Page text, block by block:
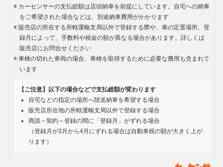
カーセンサーの支払総額は店頭納車を前提にしています。自宅への納車
をご希望された場合などは、別途納車費用がかかります
販売店の所在する所轄運輸支局以外で登録する際や、車の定置場所、登
録月によって、手数料や税金の額が異なる場合があります。詳しくは
販売店にお問合せください
車検の切れた車両の場合、車検を取得するために必要な費用も含まれて
います
【ご注意】以下の場合などで支払総額が変わります
自宅などの指定の場所へ陸送納車を希望する場合
販売店所在地の所轄運輸支局以外で登録する場合
商談～契約～登録の間に「登録月」がずれる場合
（登録月が3月から4月にずれる場合は自動車税の額が大きく上が
ります）